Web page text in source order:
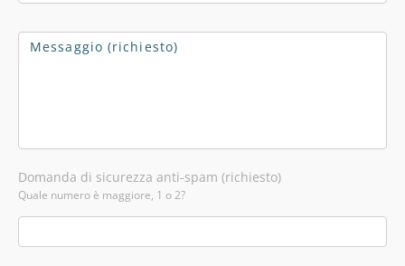
Domanda di sicurezza anti-spam (richiesto)
Quale numero è maggiore, 1 o 2?